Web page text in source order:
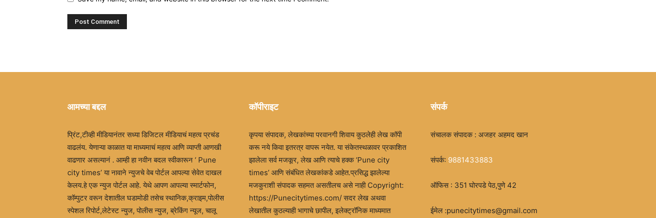
आमच्या बद्दल
प्रिंट,टीव्ही मीडियानंतर सध्या डिजिटल मीडियाचं महत्व प्रचंड
वाढलंय. येणाऱ्या काळात या माध्यमाचं महत्व आणि व्याप्ती आणखी
वाढणार असल्यानं . आम्ही हा नवीन बदल स्वीकारून ‘ Pune
city times’ या नावाने न्युजचे वेब पोर्टल आपल्या सेवेत दाखल
केलय.हे एक न्युज पोर्टल आहे. येथे आपण आपल्या स्मार्टफोन,
कॉम्पुटर वरून देशातील घडामोडी तसेच स्थानिक,क्राइम,पोलीस
स्पेशल रिपोर्ट,लेटेस्ट न्युज, पोलीस न्युज, ब्रेकिंग न्यूज, चालू
कॉपीराइट
कृपया संपादक, लेखकांच्या परवानगी शिवाय कुठलेही लेख कॉपी
करू नये किवा इतरत्र वापरू नयेत. या संकेतस्थळावर प्रकाशित
झालेला सर्व मजकूर, लेख आणि त्याचे हक्क ‘Pune city
times’ आणि संबंधित लेखकांकडे आहेत.प्रसिद्ध झालेल्या
मजकुराशी संपादक सहमत असतीलच असे नाही Copyright:
https://Punecitytimes.com/ सदर लेख अथवा
लेखातील कुठल्याही भागाचे छापील, इलेक्ट्रॉनिक माध्यमात
संपर्क
संचालक संपादक : अजहर अहमद खान
संपर्क: 9881433883
ऑफिस : 351 घोरपडे पेठ,पुणे 42
ईमेल :punecitytimes@gmail.com